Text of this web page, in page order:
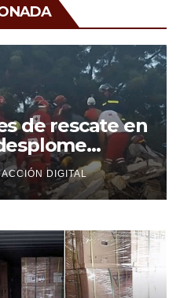
de rescate en
DIGITAL